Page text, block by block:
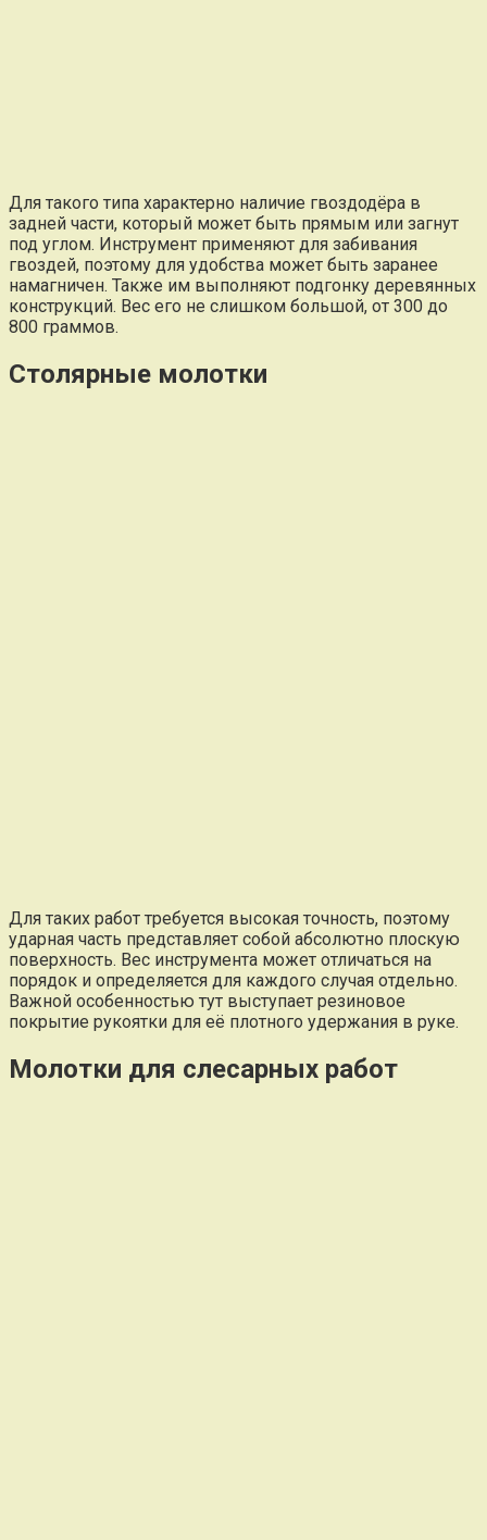
Для такого типа характерно наличие гвоздодёра в
задней части, который может быть прямым или загнут
под углом. Инструмент применяют для забивания
гвоздей, поэтому для удобства может быть заранее
намагничен. Также им выполняют подгонку деревянных
конструкций. Вес его не слишком большой, от 300 до
800 граммов.
Столярные молотки
Для таких работ требуется высокая точность, поэтому
ударная часть представляет собой абсолютно плоскую
поверхность. Вес инструмента может отличаться на
порядок и определяется для каждого случая отдельно.
Важной особенностью тут выступает резиновое
покрытие рукоятки для её плотного удержания в руке.
Молотки для слесарных работ